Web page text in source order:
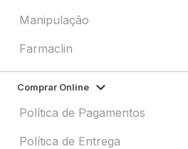
Manipulação
Farmaclin
Comprar Online
Política de Pagamentos
Política de Entrega